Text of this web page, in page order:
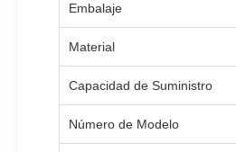
Embalaje
Material
Capacidad de Suministro
Número de Modelo